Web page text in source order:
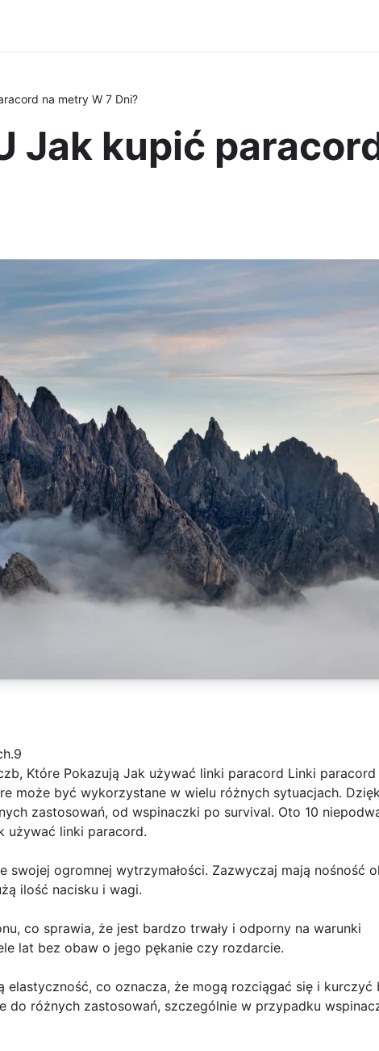
na metry W 7 Dni?
Jak kupić
Które Pokazują Jak używać linki paracord Linki paracord
może być wykorzystane w wielu różnych sytuacjach.
zastosowań, od wspinaczki po survival. Oto 10
używać linki paracord.
swojej ogromnej wytrzymałości. Zazwyczaj mają nośność
ilość nacisku i wagi.
co sprawia, że jest bardzo trwały i odporny na warunki
lat bez obaw o jego pękanie czy rozdarcie.
elastyczność, co oznacza, że mogą rozciągać się i kurczyć
do różnych zastosowań, szczególnie w przypadku